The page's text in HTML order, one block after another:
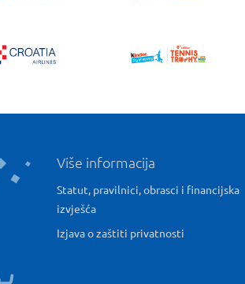
Više informacija
Statut, pravilnici, obrasci i financijska
izvješća
Izjava o zaštiti privatnosti